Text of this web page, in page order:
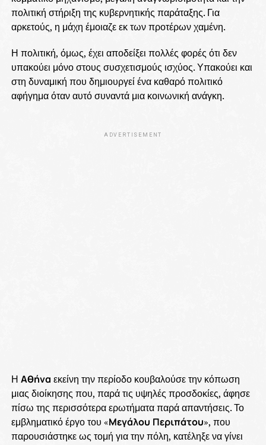
πολιτική στήριξη της κυβερνητικής παράταξης. Για
αρκετούς, η μάχη έμοιαζε εκ των προτέρων χαμένη.
Η πολιτική, όμως, έχει αποδείξει πολλές φορές ότι δεν
υπακούει μόνο στους συσχετισμούς ισχύος. Υπακούει και
στη δυναμική που δημιουργεί ένα καθαρό πολιτικό
αφήγημα όταν αυτό συναντά μια κοινωνική ανάγκη.
ADVERTISEMENT
Η Αθήνα εκείνη την περίοδο κουβαλούσε την κόπωση
μιας διοίκησης που, παρά τις υψηλές προσδοκίες, άφησε
πίσω της περισσότερα ερωτήματα παρά απαντήσεις. Το
εμβληματικό έργο του «Μεγάλου Περιπάτου», που
παρουσιάστηκε ως τομή για την πόλη, κατέληξε να γίνει